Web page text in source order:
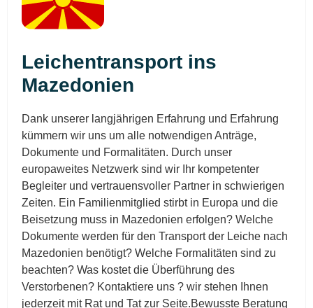
Leichentransport ins
Mazedonien
Dank unserer langjährigen Erfahrung und Erfahrung
kümmern wir uns um alle notwendigen Anträge,
Dokumente und Formalitäten. Durch unser
europaweites Netzwerk sind wir Ihr kompetenter
Begleiter und vertrauensvoller Partner in schwierigen
Zeiten. Ein Familienmitglied stirbt in Europa und die
Beisetzung muss in Mazedonien erfolgen? Welche
Dokumente werden für den Transport der Leiche nach
Mazedonien benötigt? Welche Formalitäten sind zu
beachten? Was kostet die Überführung des
Verstorbenen? Kontaktiere uns ? wir stehen Ihnen
jederzeit mit Rat und Tat zur Seite.Bewusste Beratung